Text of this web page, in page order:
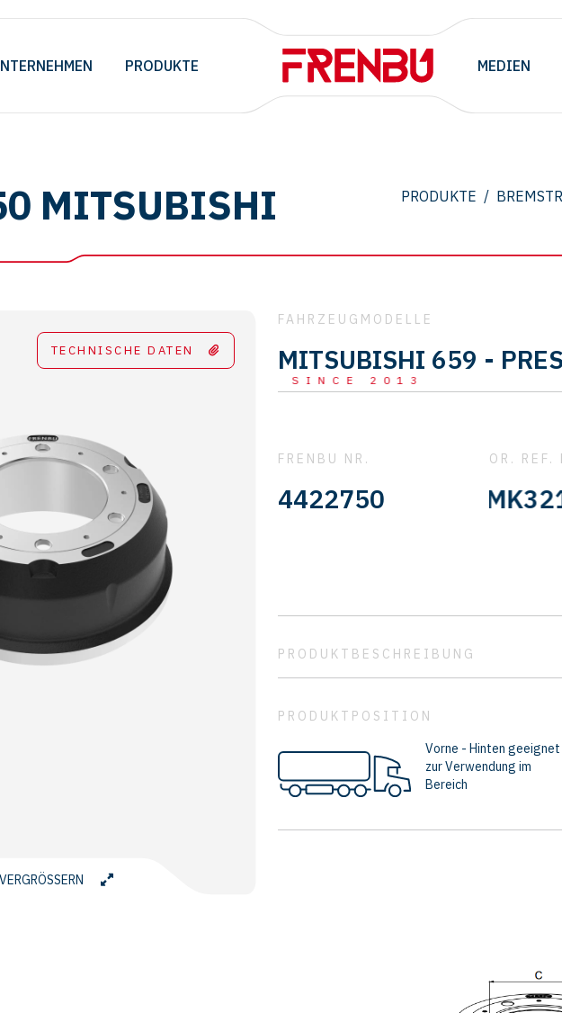
PRODUKTE MEDIEN
SINCE 2013
MITSUBISHI PRODUKTE /
TECHNISCHE DATEN
FAHRZEUGMODELLE
MITSUBISHI 659 -
FRENBU NR.
4422750
OR. REF.
MK321338 - MK321339
PRODUKTBESCHREIBUNG
PRODUKTPOSITION
Vorne - Hinten geeignet
zur Verwendung im
Bereich